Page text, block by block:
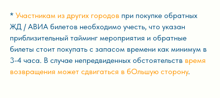
* Участникам из других городов при покупке обратных
ЖД / АВИА билетов необходимо учесть, что указан
приблизительный тайминг мероприятия и обратные
билеты стоит покупать с запасом времени как минимум в
3-4 часа. В случае непредвиденных обстоятельств время
возвращения может сдвигаться в бОльшую сторону.